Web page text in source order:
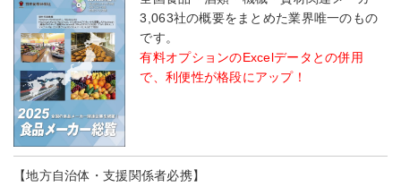
3,063社の概要をまとめた業界唯一のもの
です。
有料オプションのExcelデータとの併用
で、利便性が格段にアップ！
【地方自治体・支援関係者必携】